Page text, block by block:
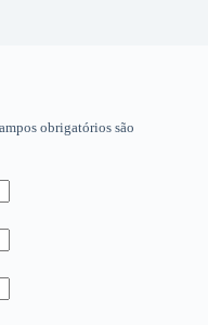
obrigatórios são